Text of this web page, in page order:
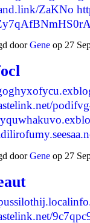
ZaKNo
doorGene op 27
doorGene op 27